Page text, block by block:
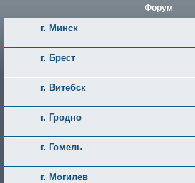
Форум
г. Минск
г. Брест
г. Витебск
г. Гродно
г. Гомель
г. Могилев